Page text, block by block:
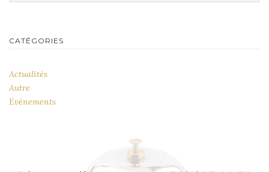
CATÉGORIES
Actualités
Autre
Evénements